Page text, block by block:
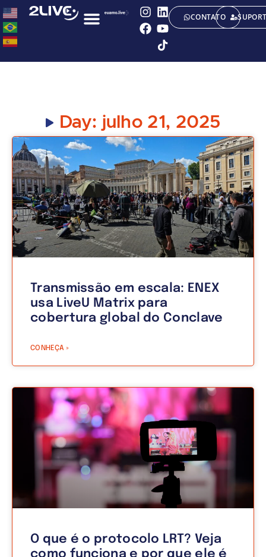
CONTATO
Day: julho 21, 2025
Transmissão em escala: ENEX
usa LiveU Matrix para
cobertura global do Conclave
CONHEÇA »
O que é o protocolo LRT? Veja
como funciona e por que ele é